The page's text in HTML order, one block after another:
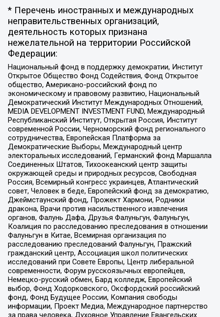
* Перечень иностранных и международных
неправительственных организаций,
деятельность которых признана
нежелательной на территории Российской
Федерации:
Национальный фонд в поддержку демократии, Институт
Открытое Общество Фонд Содействия, Фонд Открытое
общество, Американо-российский фонд по
экономическому и правовому развитию, Национальный
Демократический Институт Международных Отношений,
MEDIA DEVELOPMENT INVESTMENT FUND, Международный
Республиканский Институт, Открытая Россия, Институт
современной России, Черноморский фонд регионального
сотрудничества, Европейская Платформа за
Демократические Выборы, Международный центр
электоральных исследований, Германский фонд Маршалла
Соединенных Штатов, Тихоокеанский центр защиты
окружающей среды и природных ресурсов, Свободная
Россия, Всемирный конгресс украинцев, Атлантический
совет, Человек в беде, Европейский фонд за демократию,
Джеймстаунский фонд, Прожект Хармони, Родники
дракона, Врачи против насильственного извлечения
органов, Фалунь Дафа, Друзья Фалуньгун, Фалуньгун,
Коалиция по расследованию преследования в отношении
Фалуньгун в Китае, Всемирная организация по
расследованию преследований Фалуньгун, Пражский
гражданский центр, Ассоциация школ политических
исследований при Совете Европы, Центр либеральной
современности, Форум русскоязычных европейцев,
Немецко-русский обмен, Бард колледж, Европейский
выбор, Фонд Ходорковского, Оксфордский российский
фонд, Фонд Будущее России, Компания свободы
информации, Проект Медиа, Международное партнерство
за права человека, Духовное Управление Евангельских